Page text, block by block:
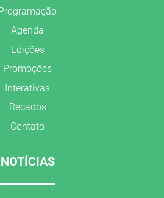
Agenda
Edições
Promoções
Interativas
Recados
Contato
NOTÍCIAS